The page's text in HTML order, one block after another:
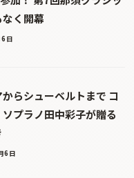
く開幕
日
らシューベルトまで コ
プラノ田中彩子が贈る
6日